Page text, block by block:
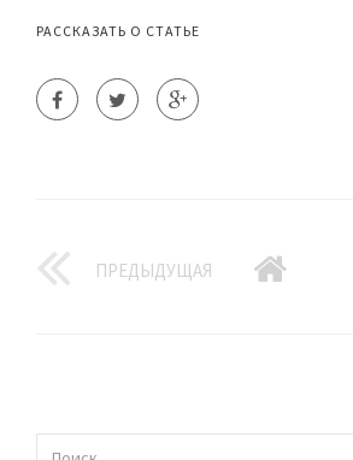
РАССКАЗАТЬ О СТАТЬЕ
ПРЕДЫДУЩАЯ